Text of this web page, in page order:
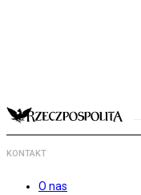
KONTAKT
O nas